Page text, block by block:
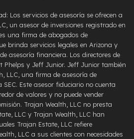
Los servicios de asesoría se ofrecen a
un asesor de inversiones registrado en
una firma de abogados de
brinda servicios legales en Arizona y
asesoría financiera. Los directores de
Phelps y Jeff Junior. Jeff Junior también
LLC, una firma de asesoría de
Este asesor fiduciario no cuenta
de valores y no puede vender
Trajan Wealth, LLC no presta
LLC y Trajan Wealth, LLC han
Trajan Estate, LLC refiere
LLC a sus clientes con necesidades